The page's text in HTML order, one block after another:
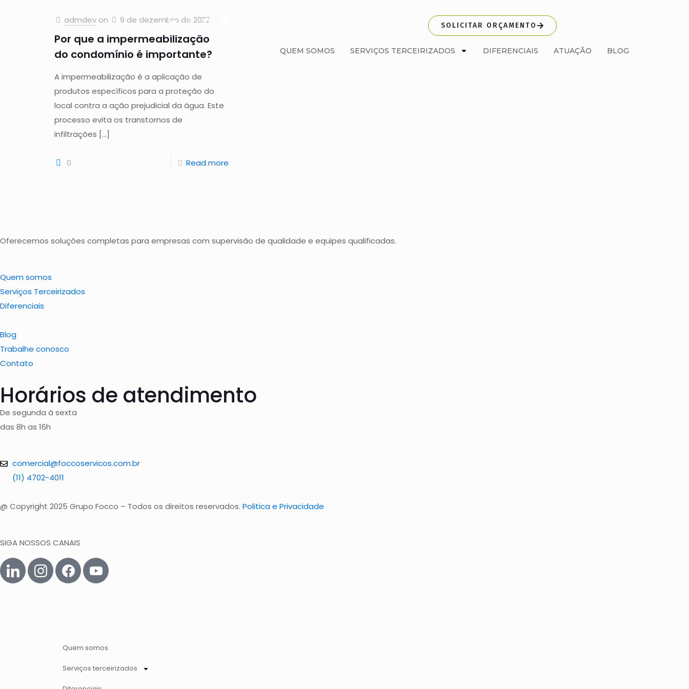
SOLICITAR ORÇAMENTO
QUEM SOMOS SERVIÇOS TERCEIRIZADOS DIFERENCIAIS ATUAÇÃO BLOG
admdev on 9 de dezembro de 2022
Por que a impermeabilização
do condomínio é importante?
A impermeabilização é a aplicação de
produtos específicos para a proteção do
local contra a ação prejudicial da água. Este
processo evita os transtornos de
infiltrações […]
0 Read more
Oferecemos soluções completas para empresas com supervisão de qualidade e equipes qualificadas.
Quem somos
Serviços Terceirizados
Diferenciais
Blog
Trabalhe conosco
Contato
Horários de atendimento
De segunda à sexta
das 8h as 16h
comercial@foccoservicos.com.br
(11) 4702-4011
@ Copyright 2025 Grupo Focco – Todos os direitos reservados. Politica e Privacidade
SIGA NOSSOS CANAIS
Quem somos
Serviços terceirizados